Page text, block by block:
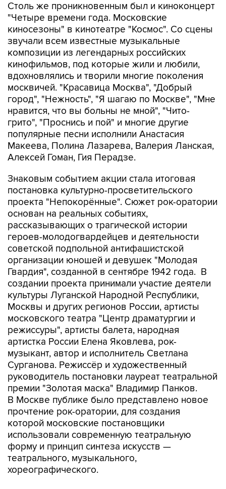
Столь же проникновенным был и киноконцерт
"Четыре времени года. Московские
киносезоны" в кинотеатре "Космос". Со сцены
звучали всем известные музыкальные
композиции из легендарных российских
кинофильмов, под которые жили и любили,
вдохновлялись и творили многие поколения
москвичей. "Красавица Москва", "Добрый
город", "Нежность", "Я шагаю по Москве", "Мне
нравится, что вы больны не мной", "Чито-
грито", "Проснись и пой" и многие другие
популярные песни исполнили Анастасия
Макеева, Полина Лазарева, Валерия Ланская,
Алексей Гоман, Гия Перадзе.
Знаковым событием акции стала итоговая
постановка культурно-просветительского
проекта "Непокорённые". Сюжет рок-оратории
основан на реальных событиях,
рассказывающих о трагической истории
героев-молодогвардейцев и деятельности
советской подпольной антифашистской
организации юношей и девушек "Молодая
Гвардия", созданной в сентябре 1942 года. В
создании проекта принимали участие деятели
культуры Луганской Народной Республики,
Москвы и других регионов России, артисты
московского театра "Центр драматургии и
режиссуры", артисты балета, народная
артистка России Елена Яковлева, рок-
музыкант, автор и исполнитель Светлана
Сурганова. Режиссёр и художественный
руководитель постановки лауреат театральной
премии "Золотая маска" Владимир Панков.
В Москве публике было представлено новое
прочтение рок-оратории, для создания
которой московские постановщики
использовали современную театральную
форму и принцип синтеза искусств —
театрального, музыкального,
хореографического.